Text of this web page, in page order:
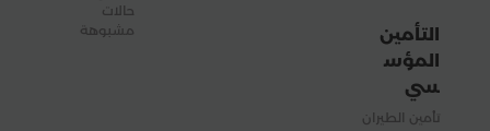
حالات
مشبوهة
التأمين
المؤس
سي
تأمين الطيران